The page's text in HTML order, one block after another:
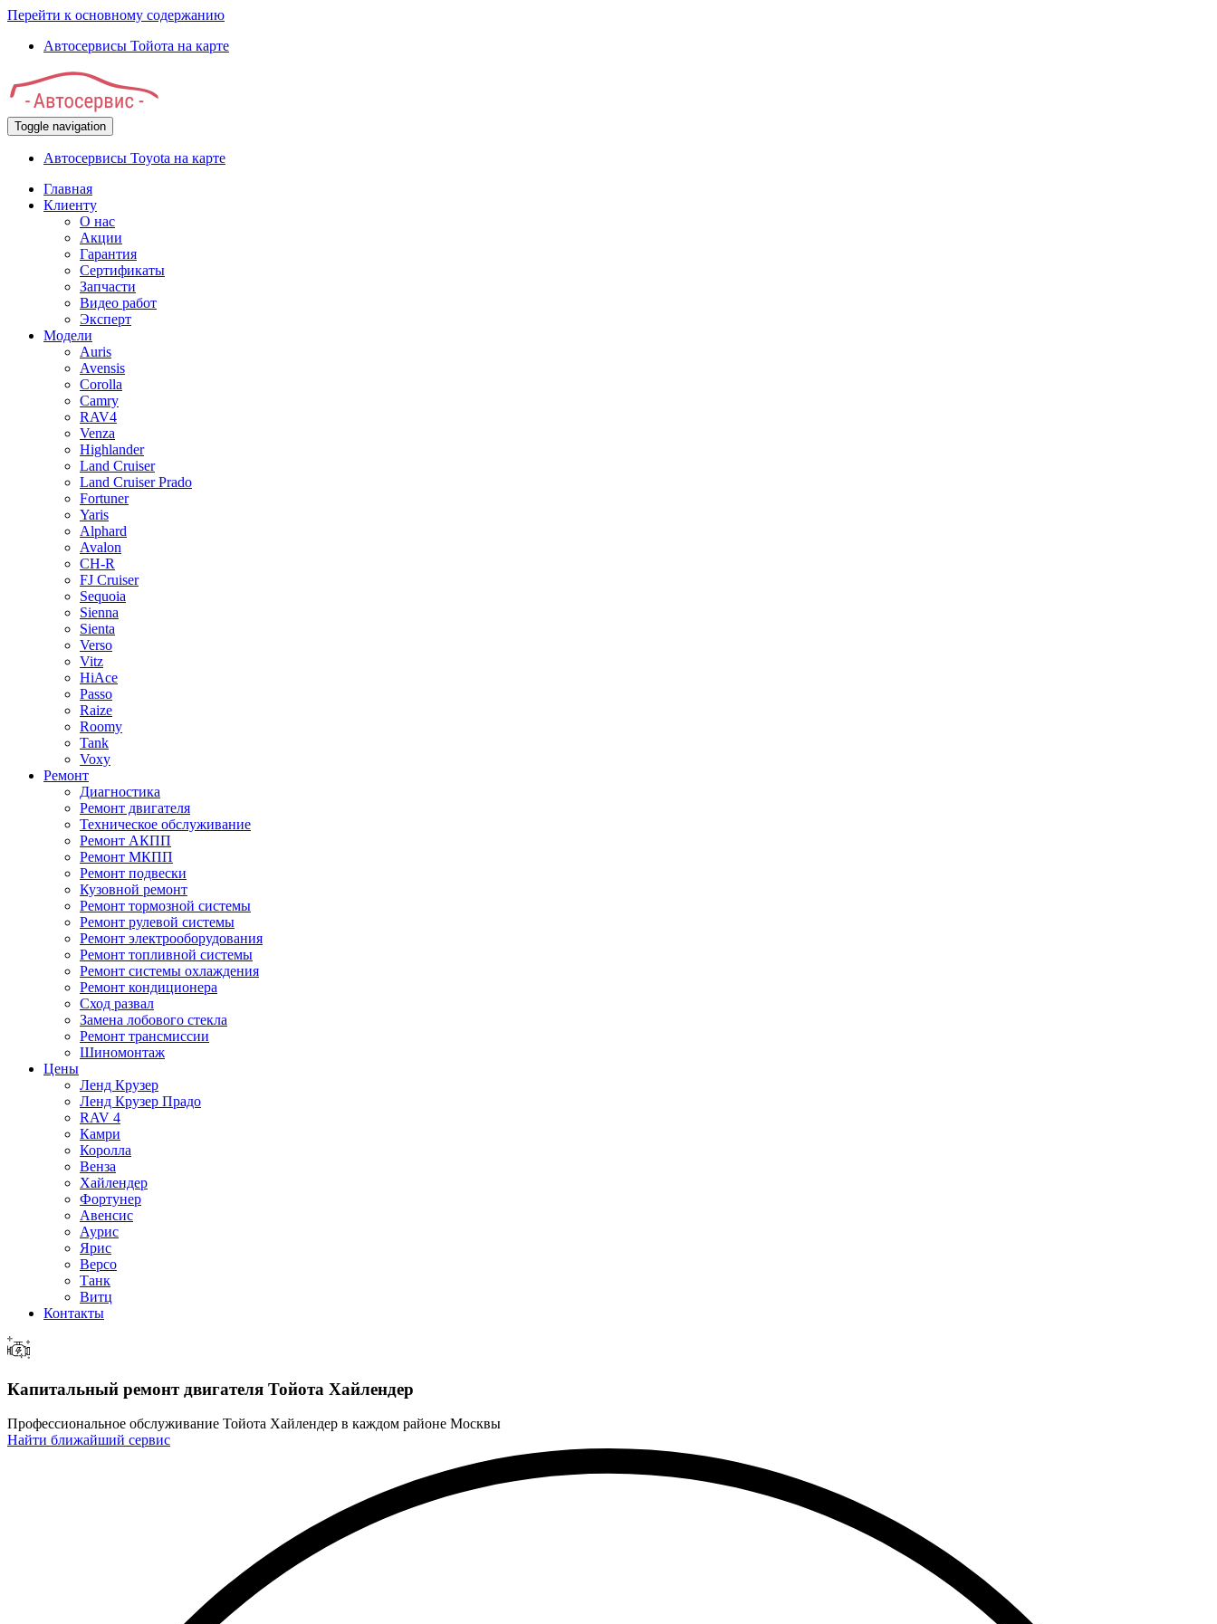
Перейти к основному содержанию
Автосервисы Тойота на карте
Toggle navigation
Автосервисы Toyota на карте
Главная
Клиенту
О нас
Акции
Гарантия
Сертификаты
Запчасти
Видео работ
Эксперт
Модели
Auris
Avensis
Corolla
Camry
RAV4
Venza
Highlander
Land Cruiser
Land Cruiser Prado
Fortuner
Yaris
Alphard
Avalon
CH-R
FJ Cruiser
Sequoia
Sienna
Sienta
Verso
Vitz
HiAce
Passo
Raize
Roomy
Tank
Voxy
Ремонт
Диагностика
Ремонт двигателя
Техническое обслуживание
Ремонт АКПП
Ремонт МКПП
Ремонт подвески
Кузовной ремонт
Ремонт тормозной системы
Ремонт рулевой системы
Ремонт электрооборудования
Ремонт топливной системы
Ремонт системы охлаждения
Ремонт кондиционера
Сход развал
Замена лобового стекла
Ремонт трансмиссии
Шиномонтаж
Цены
Ленд Крузер
Ленд Крузер Прадо
RAV 4
Камри
Королла
Венза
Хайлендер
Фортунер
Авенсис
Аурис
Ярис
Версо
Танк
Витц
Контакты
Капитальный ремонт двигателя Тойота Хайлендер
Профессиональное обслуживание Тойота Хайлендер в каждом районе Москвы
Найти ближайший сервис